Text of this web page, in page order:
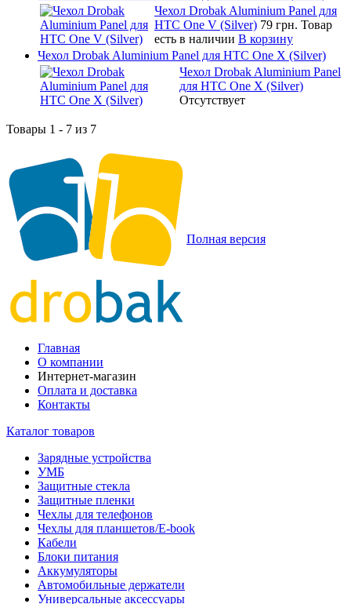
Чехол Drobak Aluminium Panel для
HTC One V (Silver) 79 грн. Товар
есть в наличии В корзину
Чехол Drobak Aluminium Panel для HTC One X (Silver)
Чехол Drobak Aluminium Panel
для HTC One X (Silver)
Отсутствует
Товары 1 - 7 из 7
Полная версия
Главная
О компании
Интернет-магазин
Оплата и доставка
Контакты
Каталог товаров
Зарядные устройства
УМБ
Защитные стекла
Защитные пленки
Чехлы для телефонов
Чехлы для планшетов/E-book
Кабели
Блоки питания
Аккумуляторы
Автомобильные держатели
Универсальные аксессуары